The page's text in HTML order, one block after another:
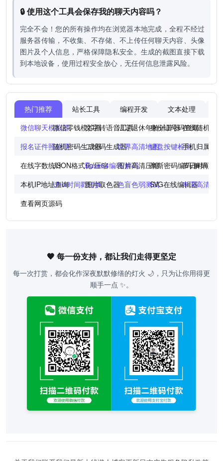
🔒 使用这个工具会保存我的聊天内容吗？
完全不会！您的所有操作均在浏览器本地完成，全程不经过
服务器传输，不收集、不存储、不上传任何聊天内容、头像
图片及个人信息，严格保障隐私安全。生成的截图直接下载
到本地设备，使用过程安全放心，无任何信息泄露风险。
热门推荐 站长工具 编程开发 文本处理
微信聊天模拟器微信零钱模拟器文字转语音工具法定退休年龄计算器
身份证号码查询在线随机点
报名证件照处理随机密码生成器二维码生成器世界高清地图键盘按键检测手机归属地
在线字数统计JSON格式化/压缩Base64编码/解码图片高清压缩摩斯密码编码/解码
节日时间倒
本机IP地址查询Unix时间戳转换图片取色器色盲色弱测试SVG在线编辑器中国高清地
查看网页源码
🧡 每一份支持，都让我们走得更坚定
每一次打赏，都会化作深夜默默修缮的灯火 🌙，只为让你用得更
顺手一点 ✨。